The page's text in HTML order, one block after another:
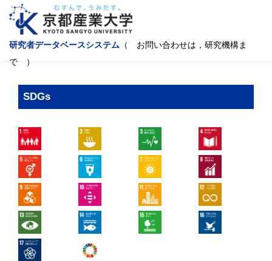
研究者データベースシステム （ お問い合わせは，研究機構ま
で ）
SDGs